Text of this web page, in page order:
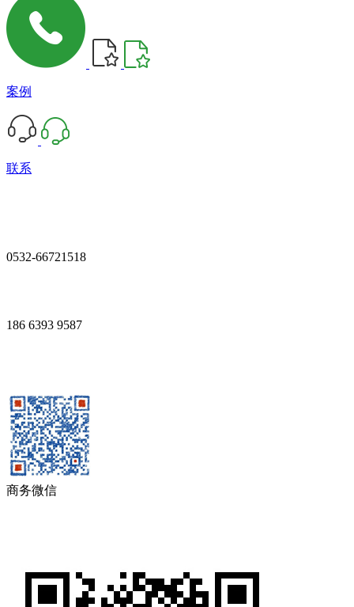
案例
联系
0532-66721518
186 6393 9587
商务微信